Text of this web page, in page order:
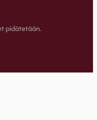
pidätetään.